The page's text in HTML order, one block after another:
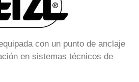
con un punto de anclaje
en sistemas técnicos de